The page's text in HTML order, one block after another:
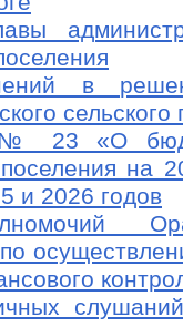
в
сельского
№ 23 «О
поселения на
и 2026 годов
по